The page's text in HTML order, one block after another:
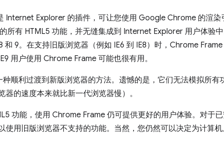
Internet Explorer 的插件，可让您使用 Google Chrome 的渲染
所有 HTML5 功能，并无缝集成到 Internet Explorer 用户体验
9。在支持旧版浏览器（例如 IE6 到 IE8）时，Chrome
用户使用 Chrome Frame 可能也很有用。
顺利过渡到新版浏览器的方法。遗憾的是，它们无法模拟所有
器的速度本来就比新一代浏览器慢）。
功能，使用 Chrome Frame 仍可提供更好的用户体验。对于
使用旧版浏览器不支持的功能。当然，您仍然可以决定为计算